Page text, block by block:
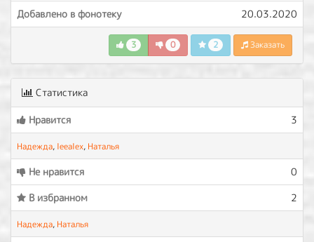
Добавлено в фонотеку
20.03.2020
3 0 2 Заказать
Статистика
Нравится 3
Надежда, leealex, Наталья
Не нравится
0
В избранном
2
Надежда, Наталья